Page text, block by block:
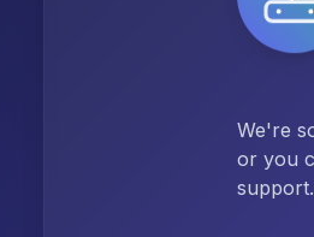
We're
or you
support.